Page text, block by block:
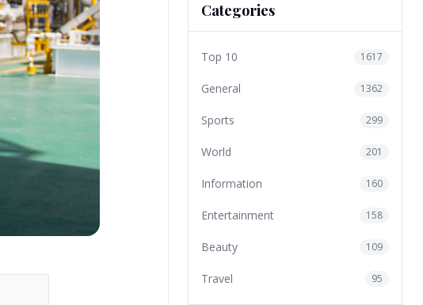
Categories
Top 10 1617
General 1362
Sports 299
World 201
Information 160
Entertainment 158
Beauty 109
Travel 95